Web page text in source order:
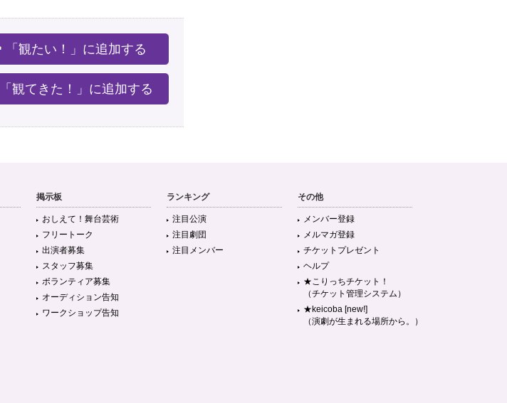
「観たい！」に追加する
「観てきた！」に追加する
掲示板
おしえて！舞台芸術
フリートーク
出演者募集
スタッフ募集
ボランティア募集
オーディション告知
ワークショップ告知
ランキング
注目公演
注目劇団
注目メンバー
その他
メンバー登録
メルマガ登録
チケットプレゼント
ヘルプ
★こりっちチケット！
（チケット管理システム）
★keicoba [new!]
（演劇が生まれる場所から。）